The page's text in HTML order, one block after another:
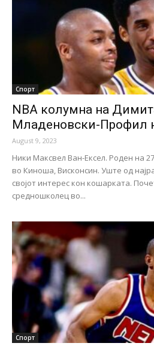
Спорт
NBA колумна на
Младеновски-Профил
August 9, 2023
Ники Максвел Ван-Ексел. Роден на
во Киноша, Висконсин. Уште од
својот интерес кон кошарката.
средношколец во...
Спорт